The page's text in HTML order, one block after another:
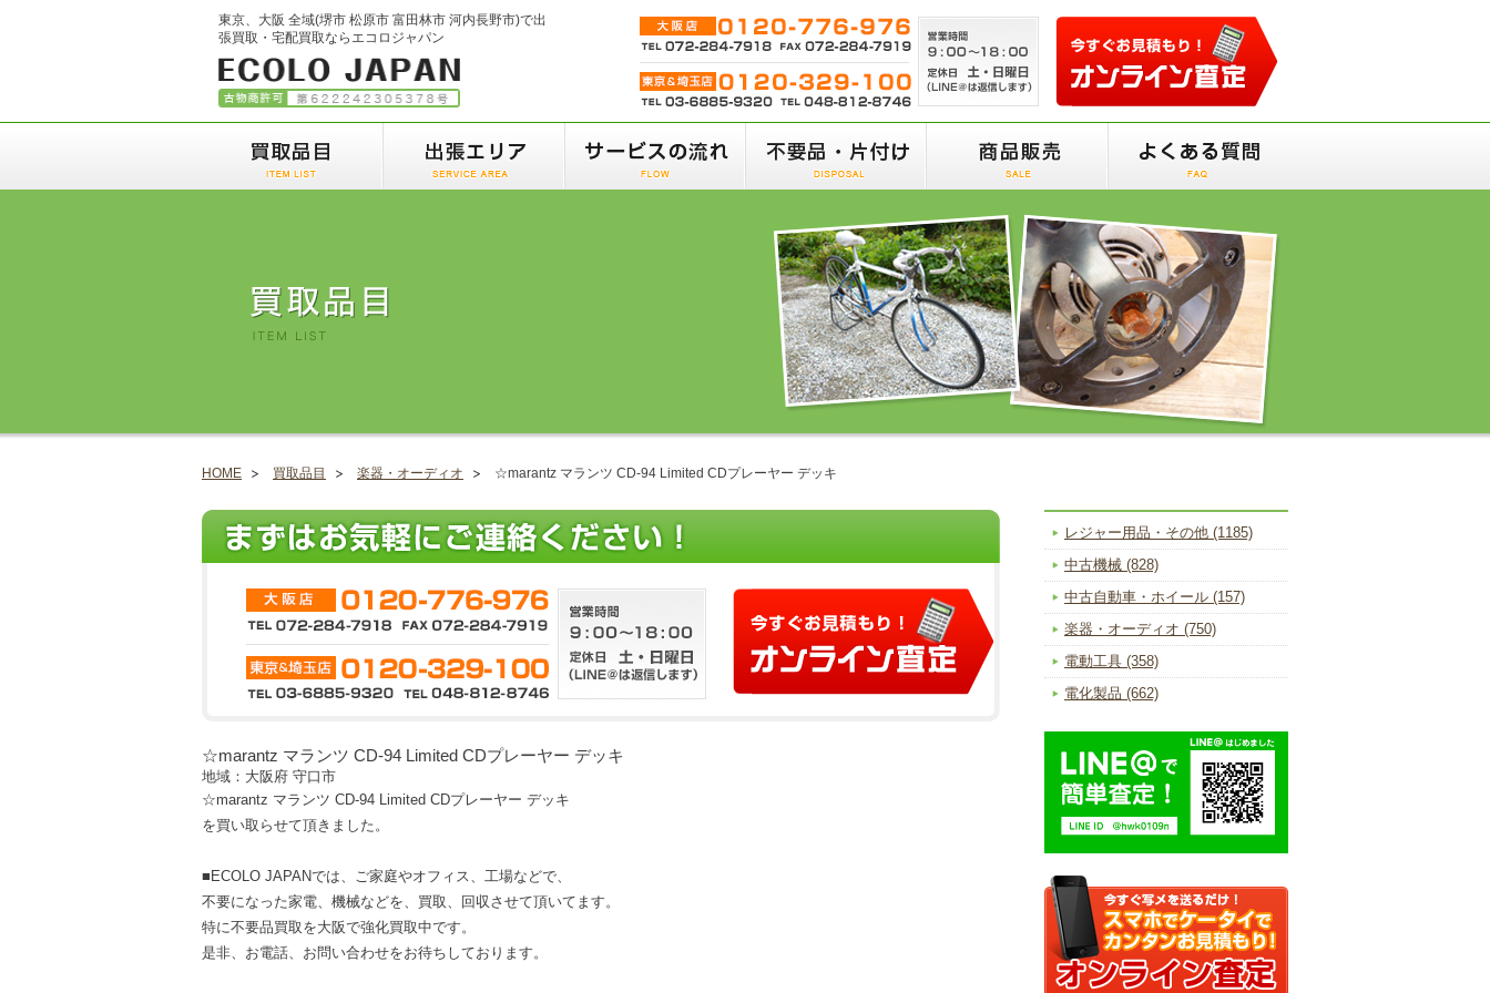
東京、大阪 全域(堺市 松原市 富田林市 河内長野市)で出
張買取・宅配買取ならエコロジャパン
HOME 買取品目 楽器・オーディオ ☆marantz マランツ CD-94 Limited CDプレーヤー デッキ
☆marantz マランツ CD-94 Limited CDプレーヤー デッキ
地域：大阪府 守口市
☆marantz マランツ CD-94 Limited CDプレーヤー デッキ
を買い取らせて頂きました。
■ECOLO JAPANでは、ご家庭やオフィス、工場などで、
不要になった家電、機械などを、買取、回収させて頂いてます。
特に不要品買取を大阪で強化買取中です。
是非、お電話、お問い合わせをお待ちしております。
レジャー用品・その他 (1185)
中古機械 (828)
中古自動車・ホイール (157)
楽器・オーディオ (750)
電動工具 (358)
電化製品 (662)